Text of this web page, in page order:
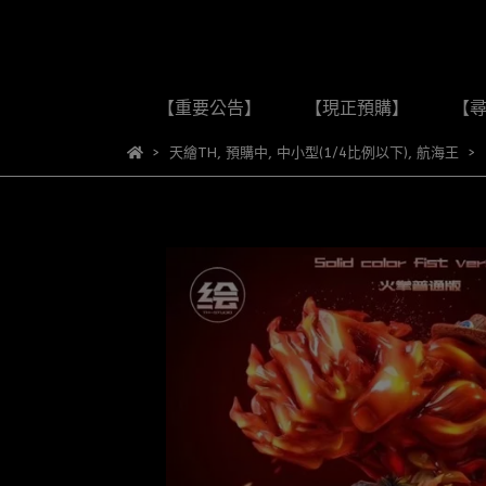
【重要公告】 【現正預購】 【
天繪TH, 預購中, 中小型(1/4比例以下), 航海王